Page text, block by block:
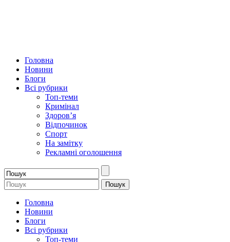
Головна
Новини
Блоги
Всі рубрики
Топ-теми
Кримінал
Здоров’я
Відпочинок
Спорт
На замітку
Рекламні оголошення
Головна
Новини
Блоги
Всі рубрики
Топ-теми